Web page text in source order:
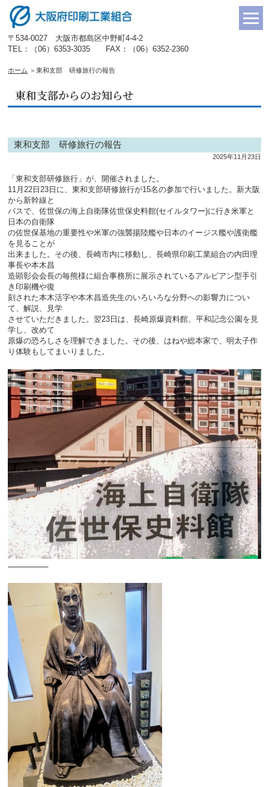
〒534-0027 大阪市都島区中野町4-4-2
TEL：（06）6353-3035 FAX：（06）6352-2360
ホーム ＞東和支部 研修旅行の報告
東和支部からのお知らせ
東和支部 研修旅行の報告
2025年11月23日
「東和支部研修旅行」が、開催されました。
11月22日23日に、東和支部研修旅行が15名の参加で行いました。新大阪
から新幹線と
バスで、佐世保の海上自衛隊佐世保史料館(セイルタワー)に行き米軍と
日本の自衛隊
の佐世保基地の重要性や米軍の強襲揚陸艦や日本のイージス艦や護衛艦
を見ることが
出来ました。その後、長崎市内に移動し、長崎県印刷工業組合の内田理
事長や本木昌
造顕彰会会長の毎熊様に組合事務所に展示されているアルビアン型手引
き印刷機や復
刻された本木活字や本木昌造先生のいろいろな分野への影響力につい
て、解説、見学
させていただきました。翌23日は、長崎原爆資料館、平和記念公園を見
学し、改めて
原爆の恐ろしさを理解できました。その後、はねや総本家で、明太子作
り体験もしてまいりました。